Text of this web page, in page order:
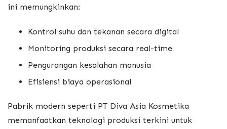
ini memungkinkan:
Kontrol suhu dan tekanan secara digital
Monitoring produksi secara real-time
Pengurangan kesalahan manusia
Efisiensi biaya operasional
Pabrik modern seperti PT Diva Asia Kosmetika
memanfaatkan teknologi produksi terkini untuk